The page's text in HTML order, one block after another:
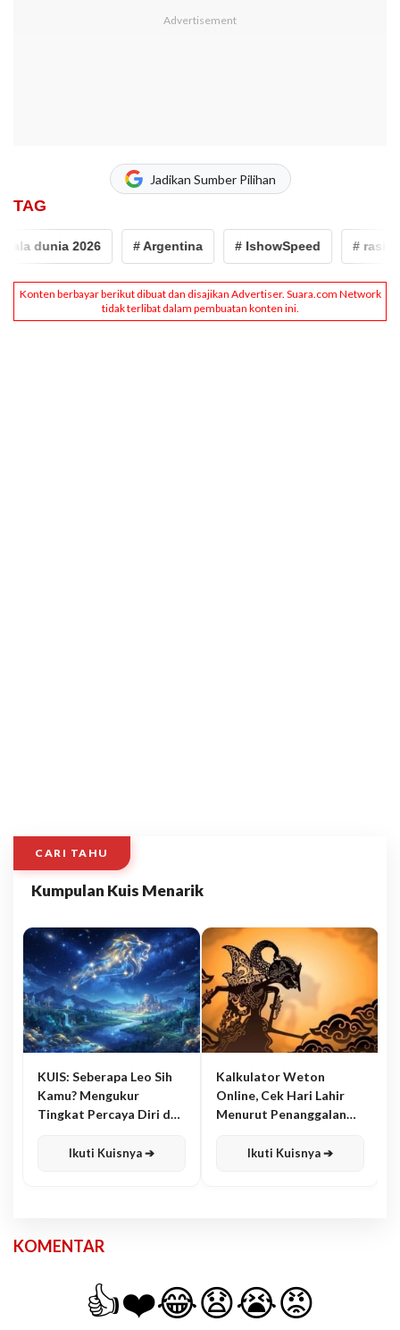
Jadikan Sumber Pilihan
TAG
dunia 2026 # Argentina # IshowSpeed # rasial
CARI TAHU
Kumpulan Kuis Menarik
KUIS: Seberapa Leo Sih
Kamu? Mengukur
Tingkat Percaya Diri dan
Ikuti Kuisnya ➔
Kalkulator Weton
Online, Cek Hari Lahir
Menurut Penanggalan
Ikuti Kuisnya ➔
KOMENTAR
👍❤️😂😧😭😡